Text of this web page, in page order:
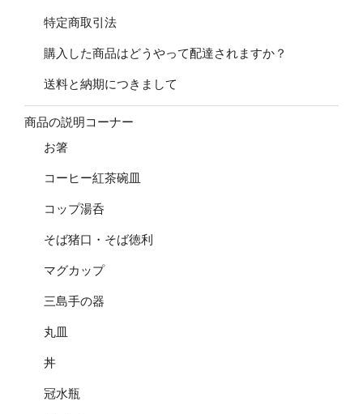
特定商取引法
購入した商品はどうやって配達されますか？
送料と納期につきまして
商品の説明コーナー
お箸
コーヒー紅茶碗皿
コップ湯呑
そば猪口・そば徳利
マグカップ
三島手の器
丸皿
丼
冠水瓶